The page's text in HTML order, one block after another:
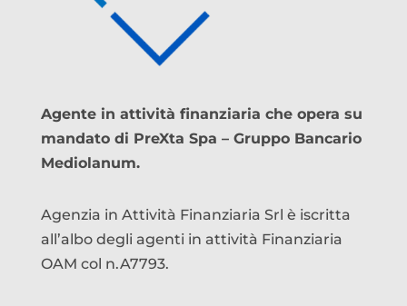
Agente in attività finanziaria che opera su
mandato di PreXta Spa – Gruppo Bancario
Mediolanum.
Agenzia in Attività Finanziaria Srl è iscritta
all’albo degli agenti in attività Finanziaria
OAM col n.A7793.